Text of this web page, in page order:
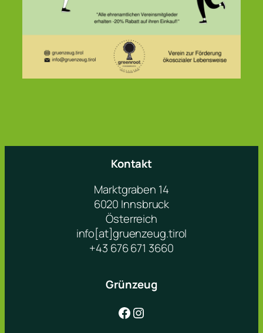
Kontakt
Marktgraben 14
6020 Innsbruck
Österreich
info[at]gruenzeug.tirol
+43 676 671 3660
Grünzeug
Facebook Instagram